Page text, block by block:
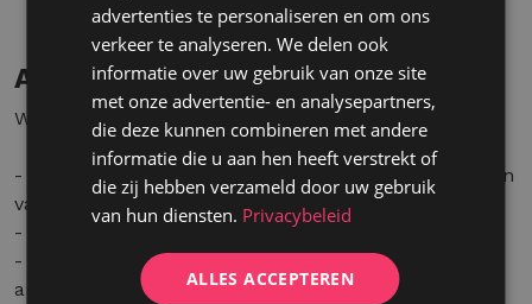
Aanbod
Wat mag je verwachten?
- Verloning: Een salaris afgestemd op jouw ervaring en
vaardigheden.
- Werkweek: 38-urenweek met 20 verlofdagen.
- Flexibiliteit: Mogelijkheid om weekendwerk op een
andere dag vrij te nemen.
advertenties te personaliseren en om ons
verkeer te analyseren. We delen ook
informatie over uw gebruik van onze site
met onze advertentie- en analysepartners,
die deze kunnen combineren met andere
informatie die u aan hen heeft verstrekt of
die zij hebben verzameld door uw gebruik
van hun diensten. Privacybeleid
ALLES ACCEPTEREN